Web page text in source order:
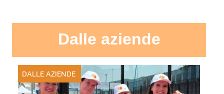
Dalle aziende
DALLE AZIENDE